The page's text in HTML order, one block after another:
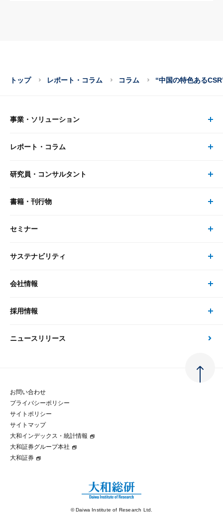
トップ レポート・コラム コラム “中国の特色ある
事業・ソリューション
事業・ソリューション トップ
リサーチ
大和総研の強み
先端テクノロジーに基づく新たな価値の創出
レポート・コラム
レポート・コラム トップ
最新のレポート・コラム
政策分析
金融経済教育等
コラム
大和インデックス・統計情報
研究員・コンサルタント
研究員・コンサルタント トップ
研究員
書籍・刊行物
書籍・刊行物 トップ
書籍
セミナー
セミナー トップ
現在受付中のセミナー・イベント
サステナビリティ
サステナビリティの取り組み
次世代社会への貢献
マルチステークホルダー方針
パートナーシップ構築宣言
会社情報
会社情報 トップ
会社概要・役員一覧
大和総研の歩み
グループ会社
採用情報
採用情報 トップ
経験者採用
ニュースリリース
お問い合わせ
プライバシーポリシー
サイトポリシー
サイトマップ
大和インデックス・統計情報
大和証券グループ本社
大和証券
© Daiwa Institute of Research Ltd.